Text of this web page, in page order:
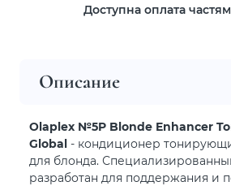
Доступна оплата
Описание
Olaplex №5P Blonde Enhancer
Global - кондиционер
для блонда.
разработан для поддержания и